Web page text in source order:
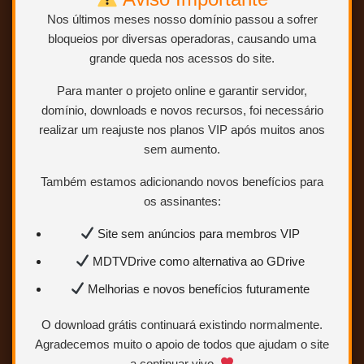
Nos últimos meses nosso domínio passou a sofrer
bloqueios por diversas operadoras, causando uma
grande queda nos acessos do site.
Para manter o projeto online e garantir servidor,
domínio, downloads e novos recursos, foi necessário
realizar um reajuste nos planos VIP após muitos anos
sem aumento.
Também estamos adicionando novos benefícios para
os assinantes:
Site sem anúncios para membros VIP
MDTVDrive como alternativa ao GDrive
Melhorias e novos benefícios futuramente
O download grátis continuará existindo normalmente.
Agradecemos muito o apoio de todos que ajudam o site
Conteúdo exclusivo para VIP
Você precisa serUsuário VIPpara
visualizar os links de download.
Mais velocidade
Para saber como ser VIP ou